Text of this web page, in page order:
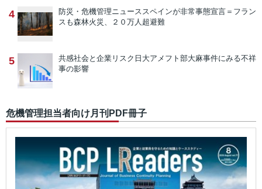
4 防災・危機管理ニューススペインが非常事態宣言＝フラン
スも森林火災、２０万人超避難
5 共感社会と企業リスク 日大アメフト部大麻事件にみる不祥
事の影響
危機管理担当者向け月刊PDF冊子